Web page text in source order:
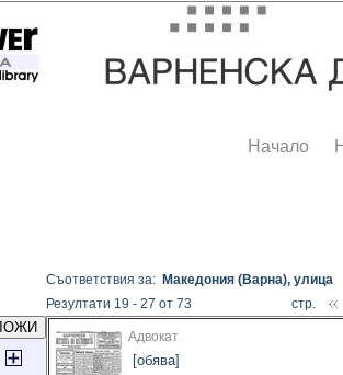
Начало
Съответствия за: Македония (Варна), улица
Резултати 19 - 27 от 73
стр.
Адвокат
[обява]